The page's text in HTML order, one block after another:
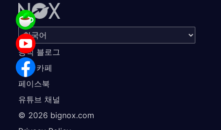
공식 블로그
공식 카페
페이스북
유튜브 채널
© 2026 bignox.com